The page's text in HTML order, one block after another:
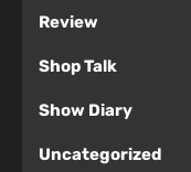
Review
Shop Talk
Show Diary
Uncategorized